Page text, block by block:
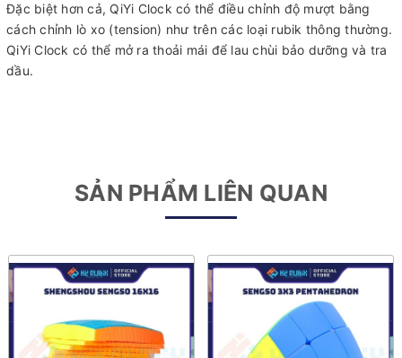
Đặc biệt hơn cả, QiYi Clock có thể điều chỉnh độ mượt bằng
cách chỉnh lò xo (tension) như trên các loại rubik thông thường.
QiYi Clock có thể mở ra thoải mái để lau chùi bảo dưỡng và tra
dầu.
SẢN PHẨM LIÊN QUAN